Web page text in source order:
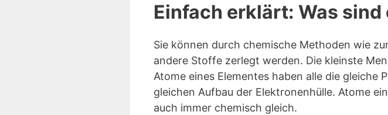
Einfach erklärt: Was
Sie können durch chemische Methoden wie
andere Stoffe zerlegt werden. Die kleinste
Atome eines Elementes haben alle die
gleichen Aufbau der Elektronenhülle. Atome
auch immer chemisch gleich.